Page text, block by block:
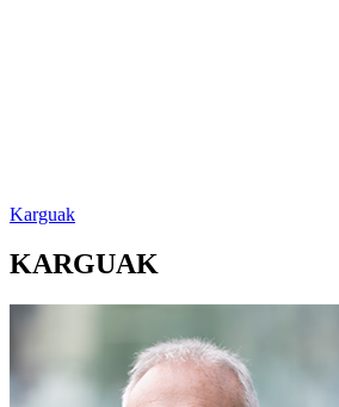
Karguak
KARGUAK